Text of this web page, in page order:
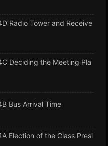
Radio Tower and Receive
Deciding the Meeting Pla
Bus Arrival Time
Election of the Class Presi